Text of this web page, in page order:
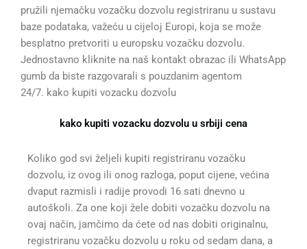
pružili njemačku vozačku dozvolu registriranu u sustavu
baze podataka, važeću u cijeloj Europi, koja se može
besplatno pretvoriti u europsku vozačku dozvolu.
Jednostavno kliknite na naš kontakt obrazac ili WhatsApp
gumb da biste razgovarali s pouzdanim agentom
24/7. kako kupiti vozacku dozvolu
kako kupiti vozacku dozvolu u srbiji cena
Koliko god svi željeli kupiti registriranu vozačku
dozvolu, iz ovog ili onog razloga, poput cijene, većina
dvaput razmisli i radije provodi 16 sati dnevno u
autoškoli. Za one koji žele dobiti vozačku dozvolu na
ovaj način, jamčimo da ćete od nas dobiti originalnu,
registriranu vozačku dozvolu u roku od sedam dana, a